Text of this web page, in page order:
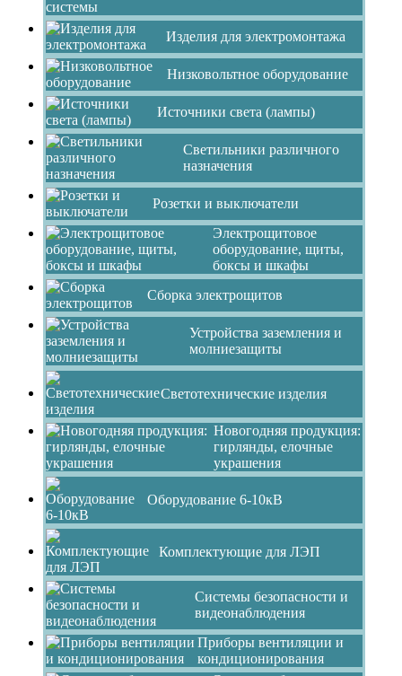
Изделия для электромонтажа
Низковольтное оборудование
Источники света (лампы)
Светильники различного
назначения
Розетки и выключатели
Электрощитовое
оборудование, щиты,
боксы и шкафы
Сборка электрощитов
Устройства заземления и
молниезащиты
Светотехнические изделия
Новогодняя продукция:
гирлянды, елочные
украшения
Оборудование 6-10кВ
Комплектующие для ЛЭП
Системы безопасности и
видеонаблюдения
Приборы вентиляции и
кондиционирования